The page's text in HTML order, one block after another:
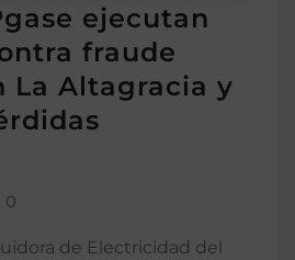
ejecutan
fraude
La Altagracia y
0
de Electricidad del